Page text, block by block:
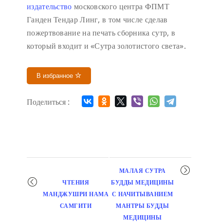
издательство московского центра ФПМТ
Ганден Тендар Линг, в том числе сделав
пожертвование на печать сборника сутр, в
который входит и «Сутра золотистого света».
В избранное
Поделиться :
Мероприятие
навигация
ЧТЕНИЯ
МАНДЖУШРИ НАМА
САМГИТИ
МАЛАЯ СУТРА
БУДДЫ МЕДИЦИНЫ
С НАЧИТЫВАНИЕМ
МАНТРЫ БУДДЫ
МЕДИЦИНЫ